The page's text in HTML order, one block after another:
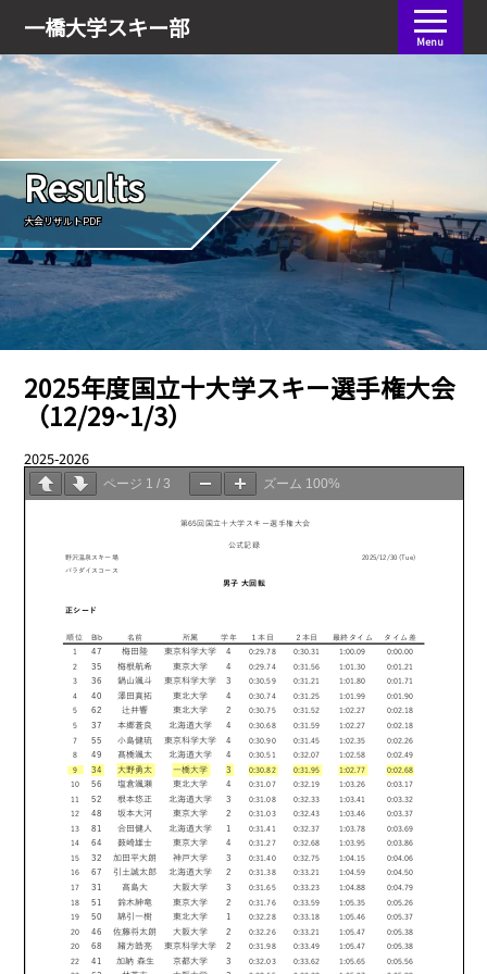
一橋大学スキー部 Menu
会員ログイン
Results
大会リザルトPDF
2025年度国立十大学スキー選手権大会
（12/29~1/3）
2025-2026
ページ 1 /3 ズーム 100%